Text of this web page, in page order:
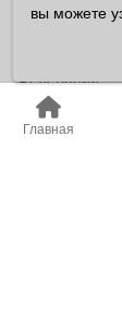
Главная
Любая
является
пункта 2
Федерации.
Копирование
вы можете